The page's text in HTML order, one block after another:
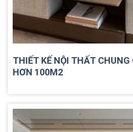
THIẾT KẾ NỘI THẤT CHUNG
HƠN 100M2